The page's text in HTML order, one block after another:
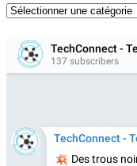
Catégories